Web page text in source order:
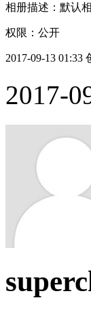
相册描述：默认
权限：公开
2017-09-13 01:33
2017-